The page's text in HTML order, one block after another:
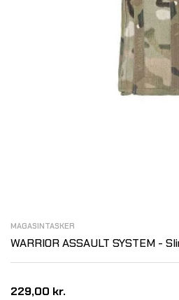
MAGASINTASKER
WARRIOR ASSAULT SYSTEM -
Pouch, Multicam
229,00 kr.